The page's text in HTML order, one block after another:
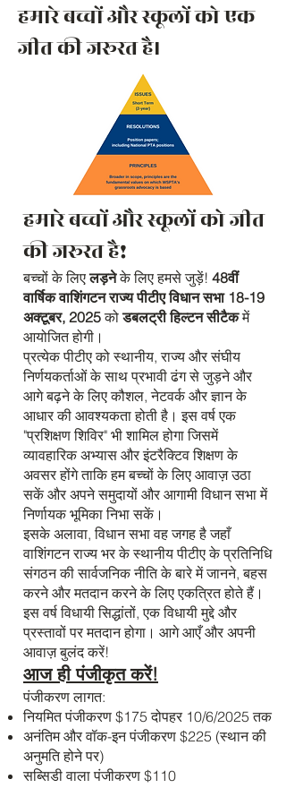
हमारे बच्चों और स्कूलों को एक
जीत की जरूरत है।
हमारे बच्चों और स्कूलों को जीत
की जरूरत है!
बच्चों के लिएलड़नेके लिए हमसे जुड़ें! 48वीं
वार्षिक वाशिंगटन राज्य पीटीए विधान सभा 18-19
अक्टूबर, 2025कोडबलट्री हिल्टन सीटैकमें
आयोजित होगी।
प्रत्येक पीटीए को स्थानीय, राज्य और संघीय
निर्णयकर्ताओं के साथ प्रभावी ढंग से जुड़ने और
आगे बढ़ने के लिए कौशल, नेटवर्क और ज्ञान के
आधार की आवश्यकता होती है। इस वर्ष एक
"प्रशिक्षण शिविर" भी शामिल होगा जिसमें
व्यावहारिक अभ्यास और इंटरैक्टिव शिक्षण के
अवसर होंगे ताकि हम बच्चों के लिए आवाज़ उठा
सकें और अपने समुदायों और आगामी विधान सभा में
निर्णायक भूमिका निभा सकें।
इसके अलावा, विधान सभा वह जगह है जहाँ
वाशिंगटन राज्य भर के स्थानीय पीटीए के प्रतिनिधि
संगठन की सार्वजनिक नीति के बारे में जानने, बहस
करने और मतदान करने के लिए एकत्रित होते हैं।
इस वर्ष विधायी सिद्धांतों, एक विधायी मुद्दे और
प्रस्तावों पर मतदान होगा। आगे आएँ और अपनी
आवाज़ बुलंद करें!
आज ही पंजीकृत करें!
पंजीकरण लागत:
नियमित पंजीकरण $175 दोपहर 10/6/2025 तक
अनंतिम और वॉक-इन पंजीकरण $225 (स्थान की
अनुमति होने पर)
सब्सिडी वाला पंजीकरण $110